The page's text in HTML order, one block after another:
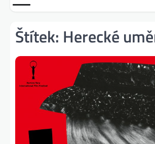
Štítek: Herecké